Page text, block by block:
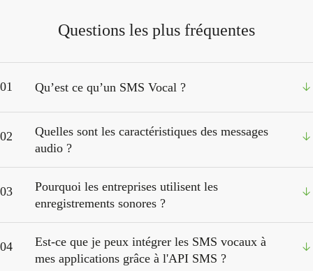
Questions les plus fréquentes
01 Qu’est ce qu’un SMS Vocal ?
02
Quelles sont les caractéristiques des messages
audio ?
03
Pourquoi les entreprises utilisent les
enregistrements sonores ?
04
Est-ce que je peux intégrer les SMS vocaux à
mes applications grâce à l'API SMS ?